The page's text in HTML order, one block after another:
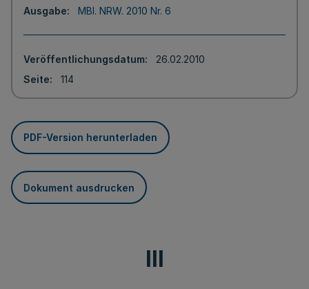
Ausgabe
MBl. NRW. 2010 Nr. 6
Veröffentlichungsdatum
26.02.2010
Seite
114
PDF-Version herunterladen
Dokument ausdrucken
III